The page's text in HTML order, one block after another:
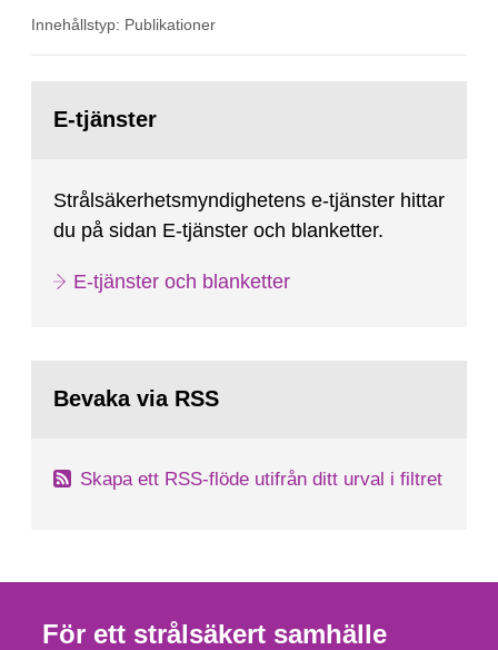
Innehållstyp: Publikationer
sida:E-tjänster
Strålsäkerhetsmyndighetens e-tjänster hittar
du på sidan E-tjänster och blanketter.
E-tjänster och blanketter
Bevaka via RSS
Skapa ett RSS-flöde utifrån ditt urval i filtret
För ett strålsäkert samhälle